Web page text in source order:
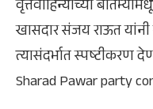
वृत्तवाहिन्यांच्या
खासदार संजय राऊत यांनी
त्यासंदर्भात स्पष्टीकरण
Sharad Pawar party